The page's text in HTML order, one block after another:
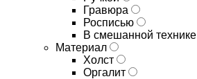
Гравюра
Росписью
В смешанной технике
Материал
Холст
Оргалит